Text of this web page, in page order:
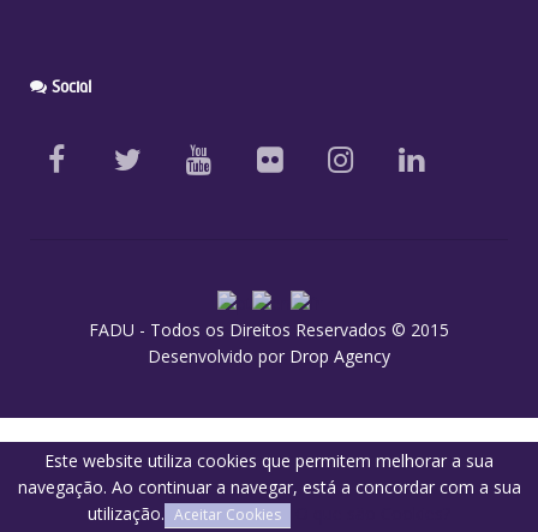
Social
FADU - Todos os Direitos Reservados © 2015
Desenvolvido por Drop Agency
Este website utiliza cookies que permitem melhorar a sua
navegação. Ao continuar a navegar, está a concordar com a sua
utilização. Aceitar Cookies